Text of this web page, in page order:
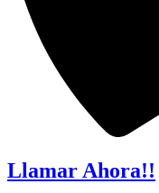
Llamar Ahora!!